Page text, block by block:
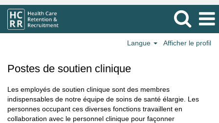
Langue Afficher le profil
de
clinique
Postes de soutien clinique
Les employés de soutien clinique sont des membres
indispensables de notre équipe de soins de santé élargie. Les
personnes occupant ces diverses fonctions travaillent en
collaboration avec le personnel clinique pour façonner